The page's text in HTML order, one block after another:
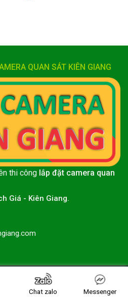
QUAN SÁT KIÊN GIANG
thi công lắp đặt camera quan
Giá - Kiên Giang.
Miền Tây Công Nghệ
CAMERA KIÊN GIANG
Chat zalo Messenger